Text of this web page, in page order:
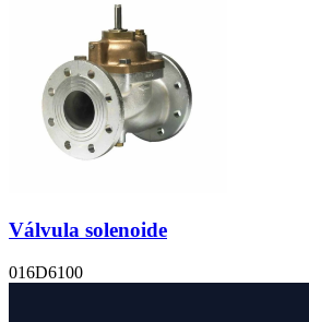
Válvula solenoide
016D6100